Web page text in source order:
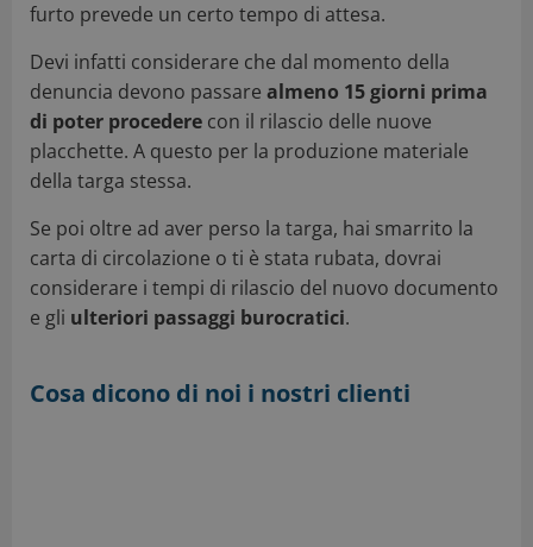
furto prevede un certo tempo di attesa.
Devi infatti considerare che dal momento della
denuncia devono passare almeno 15 giorni prima
di poter procedere con il rilascio delle nuove
placchette. A questo per la produzione materiale
della targa stessa.
Se poi oltre ad aver perso la targa, hai smarrito la
carta di circolazione o ti è stata rubata, dovrai
considerare i tempi di rilascio del nuovo documento
e gli ulteriori passaggi burocratici.
Cosa dicono di noi i nostri clienti